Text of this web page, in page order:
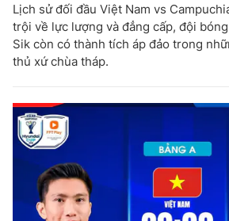
Lịch sử đối đầu Việt Nam vs
trội về lực lượng và đẳng cấp, đội
Sik còn có thành tích áp đảo trong
thủ xứ chùa tháp.